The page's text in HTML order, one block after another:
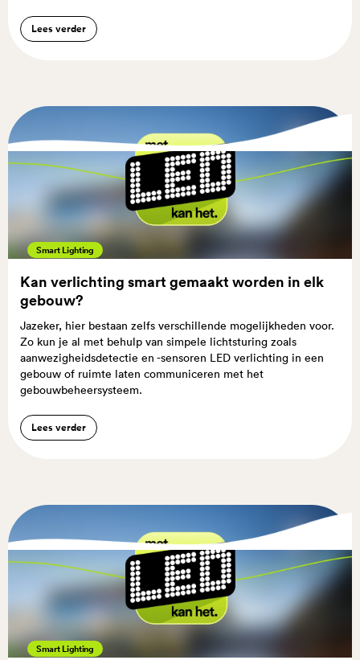
Lees verder
Smart Lighting
Kan verlichting smart gemaakt worden in elk
gebouw?
Jazeker, hier bestaan zelfs verschillende mogelijkheden voor.
Zo kun je al met behulp van simpele lichtsturing zoals
aanwezigheidsdetectie en -sensoren LED verlichting in een
gebouw of ruimte laten communiceren met het
gebouwbeheersysteem.
Lees verder
Smart Lighting